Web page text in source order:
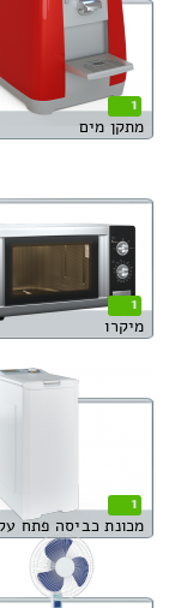
1
מתקן מים
1
מיקרו
1
מכונת כביסה פתח